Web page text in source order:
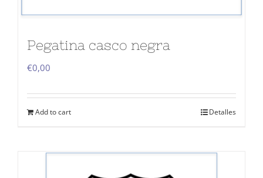
Pegatina casco negra
€0,00
Add to cart Detalles